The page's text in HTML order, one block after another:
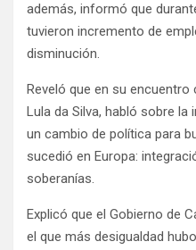
además, informó que
tuvieron incremento de
disminución.
Reveló que en su encuentro
Lula da Silva, habló sobre
un cambio de política para
sucedió en Europa:
soberanías.
Explicó que el Gobierno de
el que más desigualdad